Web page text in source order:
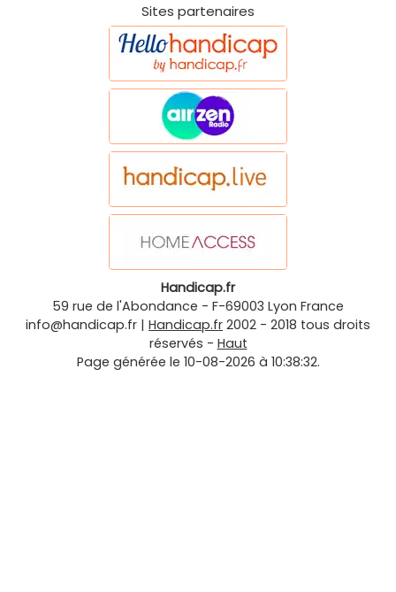
Sites partenaires
Handicap.fr
59 rue de l'Abondance - F-69003 Lyon France
info@handicap.fr | Handicap.fr 2002 - 2018 tous droits
réservés - Haut
Page générée le 10-08-2026 à 10:38:32.